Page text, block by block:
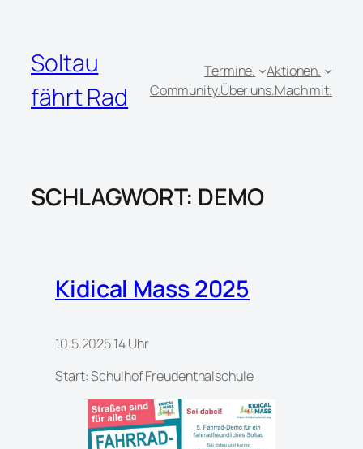
springen
Soltau
fährt Rad
Termine.
Aktionen.
Community.Über uns.Mach mit.
SCHLAGWORT: DEMO
Kidical Mass 2025
10.5.2025 14 Uhr
Start: Schulhof Freudenthalschule